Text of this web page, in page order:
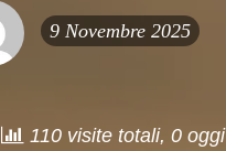
9 Novembre 2025
110 visite totali, 0 oggi